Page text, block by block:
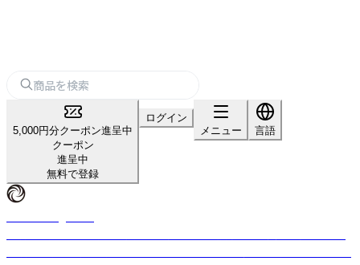
5,000円分クーポン進呈中
クーポン
進呈中
無料で登録
ログイン
メニュー
言語